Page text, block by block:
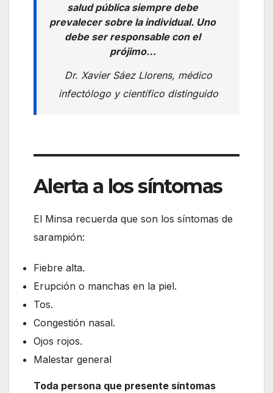
salud pública siempre debe
prevalecer sobre la individual. Uno
debe ser responsable con el
prójimo…
Dr. Xavier Sáez Llorens, médico
infectólogo y científico distinguido
Alerta a los síntomas
El Minsa recuerda que son los síntomas de
sarampión:
Fiebre alta.
Erupción o manchas en la piel.
Tos.
Congestión nasal.
Ojos rojos.
Malestar general
Toda persona que presente síntomas